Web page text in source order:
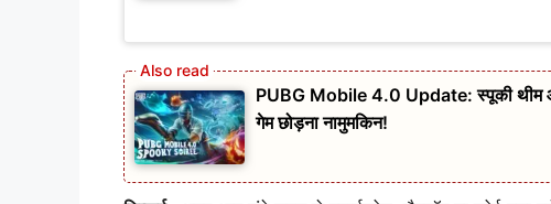
PUBG Mobile 4.0 Update: स्पूकी थीम
गेम छोड़ना नामुमकिन!